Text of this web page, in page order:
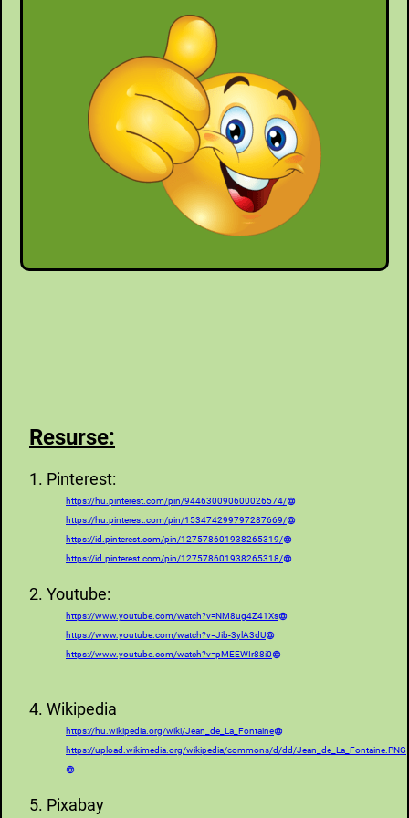
Resurse:
1. Pinterest:
https://hu.pinterest.com/pin/944630090600026574/
https://hu.pinterest.com/pin/153474299797287669/
https://id.pinterest.com/pin/127578601938265319/
https://id.pinterest.com/pin/127578601938265318/
2. Youtube:
https://www.youtube.com/watch?v=NM8ug4Z41Xs
https://www.youtube.com/watch?v=Jib-3ylA3dU
https://www.youtube.com/watch?v=pMEEWIr88i0
4. Wikipedia
https://hu.wikipedia.org/wiki/Jean_de_La_Fontaine
https://upload.wikimedia.org/wikipedia/commons/d/dd/Jean_de_La_Fontaine.PNG
5. Pixabay